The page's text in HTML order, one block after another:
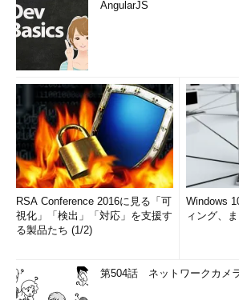
「\\192.168.0.11\share1\file1」「\\server01.d-
advantage.local\share1\file1」「
に使い分ければよい。
SMBにおけるプロセス
これ以外にも、SMBのクライアント側の
境を切り替えれば、同じサーバ上の同じリ
ができる。先の図で分かるように、SMBプ
ョンとは2つのプロセス間で確立する通信路
のWindows環境では、これはクライアント
トワーク・ファイル・アクセス要求のリダ
信しているプロセス）に相当する。これら
ンとは、ユーザーがWindowsにログオンす
ーザー環境のこと）、コンソールへログオ
AngularJS
RSA Conference 2016に見る「可
視化」「検出」「対応」を支援す
る製品たち (1/2)
Windows
ィング、
第504話 ネットワークカメ